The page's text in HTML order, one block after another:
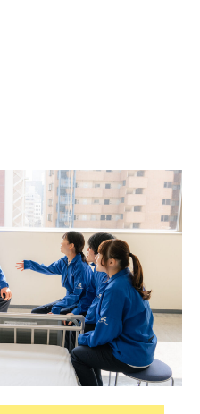
広島医療福祉専門学校